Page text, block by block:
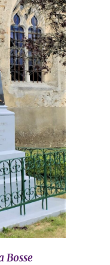
Bosse